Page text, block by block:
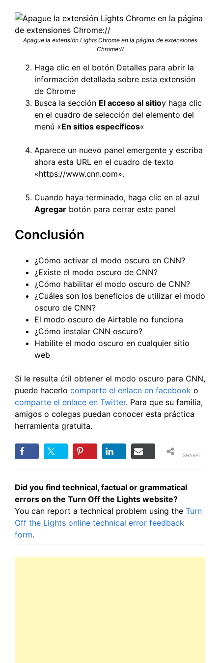
Apague la extensión Lights Chrome en la página de extensiones
Chrome://
Haga clic en el botón Detalles para abrir la
información detallada sobre esta extensión
de Chrome
Busca la sección El acceso al sitioy haga clic
en el cuadro de selección del elemento del
menú «En sitios específicos«
Aparece un nuevo panel emergente y escriba
ahora esta URL en el cuadro de texto
«https://www.cnn.com».
Cuando haya terminado, haga clic en el azul
Agregar botón para cerrar este panel
Conclusión
¿Cómo activar el modo oscuro en CNN?
¿Existe el modo oscuro de CNN?
¿Cómo habilitar el modo oscuro de CNN?
¿Cuáles son los beneficios de utilizar el modo
oscuro de CNN?
El modo oscuro de Airtable no funciona
¿Cómo instalar CNN oscuro?
Habilite el modo oscuro en cualquier sitio
web
Si le resulta útil obtener el modo oscuro para CNN,
puede hacerlo comparte el enlace en facebook o
comparte el enlace en Twitter. Para que su familia,
amigos o colegas puedan conocer esta práctica
herramienta gratuita.
SHARES
Did you find technical, factual or grammatical
errors on the Turn Off the Lights website?
You can report a technical problem using the Turn
Off the Lights online technical error feedback
form.